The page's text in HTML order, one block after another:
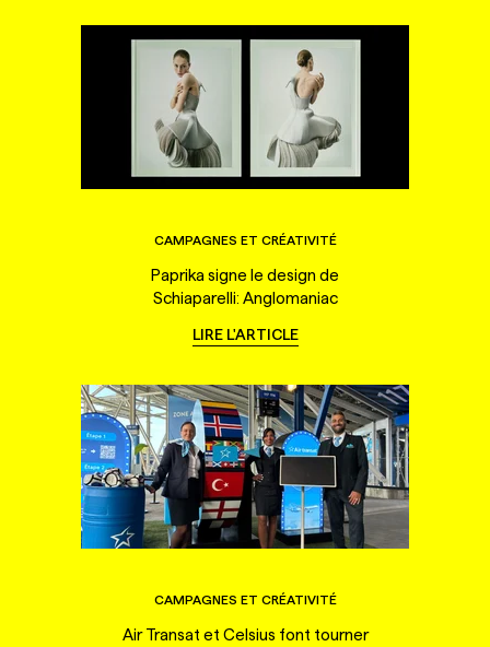
CAMPAGNES ET CRÉATIVITÉ
Paprika signe le design de
Schiaparelli: Anglomaniac
LIRE L'ARTICLE
CAMPAGNES ET CRÉATIVITÉ
Air Transat et Celsius font tourner